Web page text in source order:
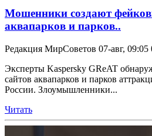
Мошенники создают
аквапарков и парков..
Редакция МирСоветов 07-авг, 09:05
Эксперты Kaspersky GReAT
сайтов аквапарков и парков
России. Злоумышленники...
Читать